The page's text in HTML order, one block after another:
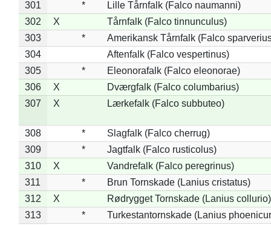
301 *
Lille Tårnfalk (Falco naumanni)
302
X
Tårnfalk (Falco tinnunculus)
303
*
Amerikansk Tårnfalk (Falco
304
Aftenfalk (Falco vespertinus)
305
*
Eleonorafalk (Falco eleonorae)
306
X
Dværgfalk (Falco columbarius)
307
X Lærkefalk (Falco subbuteo)
308 *
Slagfalk (Falco cherrug)
309
*
Jagtfalk (Falco rusticolus)
310
X
Vandrefalk (Falco peregrinus)
311
*
Brun Tornskade (Lanius cristatus)
312
X
Rødrygget Tornskade (Lanius collurio)
313
*
Turkestantornskade (Lanius